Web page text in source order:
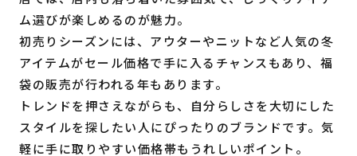
ム選びが楽しめるのが魅力。
初売りシーズンには、アウターやニットなど人気の冬
アイテムがセール価格で手に入るチャンスもあり、福
袋の販売が行われる年もあります。
トレンドを押さえながらも、自分らしさを大切にした
スタイルを探したい人にぴったりのブランドです。気
軽に手に取りやすい価格帯もうれしいポイント。